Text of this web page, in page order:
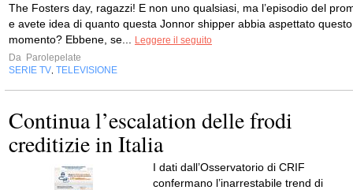
The Fosters day, ragazzi! E non uno qualsiasi, ma l’episodio del
e avete idea di quanto questa Jonnor shipper abbia aspettato questo
momento? Ebbene, se...
Leggere il seguito
Da Parolepelate
SERIE TV TELEVISIONE
Continua l’escalation delle frodi
creditizie in Italia
​I dati dall’Osservatorio di CRIF
confermano l’inarrestabile trend di